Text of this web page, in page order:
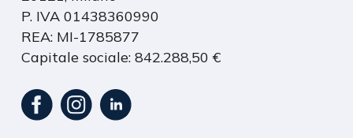
P. IVA 01438360990
REA: MI-1785877
Capitale sociale: 842.288,50 €